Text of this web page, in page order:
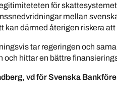
för
mellan
kan därmed återigen riskera
tar regeringen och
och hittar en bättre
vd för Svenska